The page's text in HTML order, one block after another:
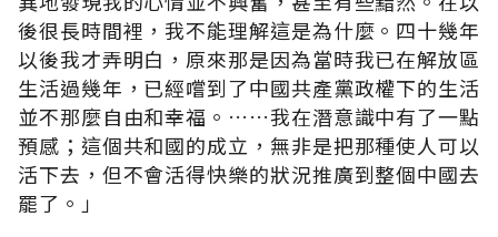
後很長時間裡，我不能理解這是為什麼。四十幾年
以後我才弄明白，原來那是因為當時我已在解放區
生活過幾年，已經嚐到了中國共產黨政權下的生活
並不那麼自由和幸福。……我在潛意識中有了一點
預感；這個共和國的成立，無非是把那種使人可以
活下去，但不會活得快樂的狀況推廣到整個中國去
罷了。」